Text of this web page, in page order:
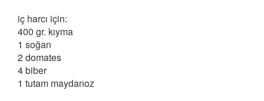
iç harcı için:
400 gr. kıyma
1 soğan
2 domates
4 biber
1 tutam maydanoz